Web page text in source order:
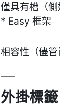
僅具有槽（
* Easy 框架
相容性（儘管
外掛標籤